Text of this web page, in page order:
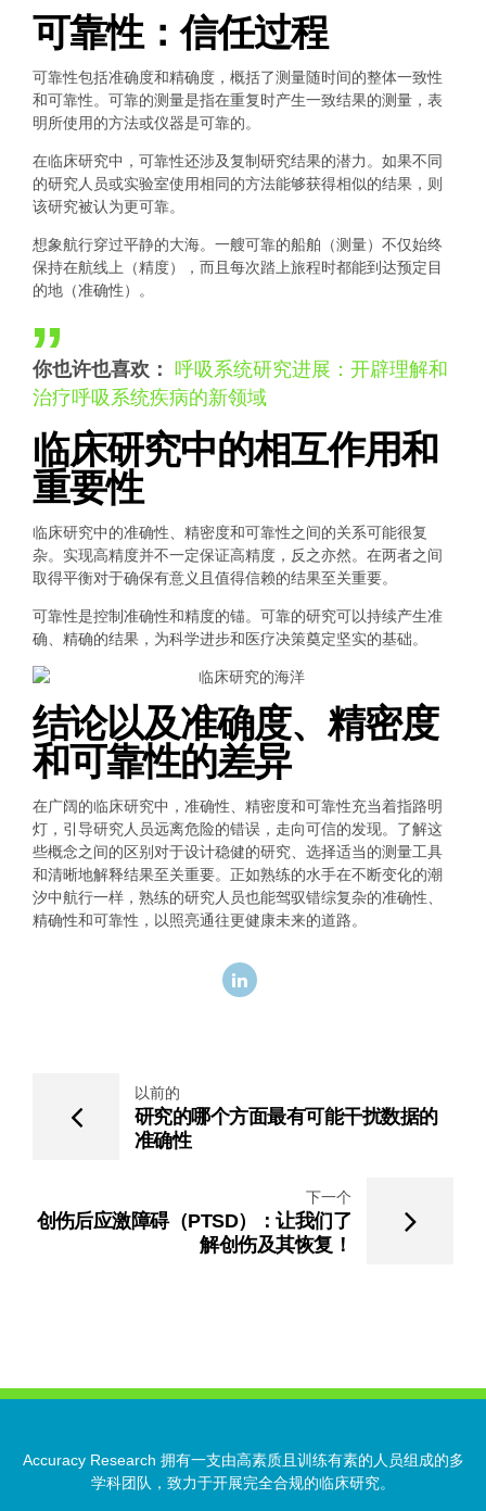
可靠性：信任过程
可靠性包括准确度和精确度，概括了测量随时间的整体一致性
和可靠性。可靠的测量是指在重复时产生一致结果的测量，表
明所使用的方法或仪器是可靠的。
在临床研究中，可靠性还涉及复制研究结果的潜力。如果不同
的研究人员或实验室使用相同的方法能够获得相似的结果，则
该研究被认为更可靠。
想象航行穿过平静的大海。一艘可靠的船舶（测量）不仅始终
保持在航线上（精度），而且每次踏上旅程时都能到达预定目
的地（准确性）。
你也许也喜欢： 呼吸系统研究进展：开辟理解和
治疗呼吸系统疾病的新领域
临床研究中的相互作用和
重要性
临床研究中的准确性、精密度和可靠性之间的关系可能很复
杂。实现高精度并不一定保证高精度，反之亦然。在两者之间
取得平衡对于确保有意义且值得信赖的结果至关重要。
可靠性是控制准确性和精度的锚。可靠的研究可以持续产生准
确、精确的结果，为科学进步和医疗决策奠定坚实的基础。
结论以及准确度、精密度
和可靠性的差异
在广阔的临床研究中，准确性、精密度和可靠性充当着指路明
灯，引导研究人员远离危险的错误，走向可信的发现。了解这
些概念之间的区别对于设计稳健的研究、选择适当的测量工具
和清晰地解释结果至关重要。正如熟练的水手在不断变化的潮
汐中航行一样，熟练的研究人员也能驾驭错综复杂的准确性、
精确性和可靠性，以照亮通往更健康未来的道路。
以前的
研究的哪个方面最有可能干扰数据的
准确性
下一个
创伤后应激障碍（PTSD）：让我们了
解创伤及其恢复！
Accuracy Research 拥有一支由高素质且训练有素的人员组成的多
学科团队，致力于开展完全合规的临床研究。